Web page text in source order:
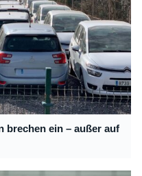
brechen ein – außer auf